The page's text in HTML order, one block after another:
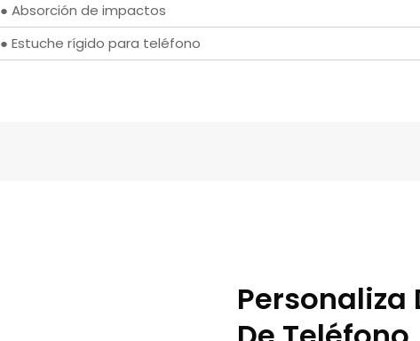
● Absorción de impactos
● Estuche rígido para teléfono
Personaliza